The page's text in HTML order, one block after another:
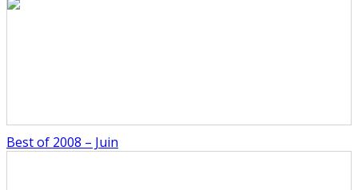
Best of 2008 – Juin